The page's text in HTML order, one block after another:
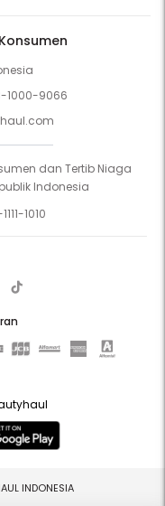
1000-9066
dan Tertib Niaga
Indonesia
1010
INDONESIA